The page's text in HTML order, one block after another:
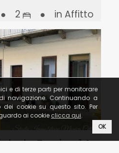
e di terze parti per monitorare
navigazione. Continuando a
dei cookie su questo sito. Per
ai cookie clicca qui.
OK
● 2 ● in Affitto
Buniva 14